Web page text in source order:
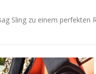
Sling zu einem perfekten